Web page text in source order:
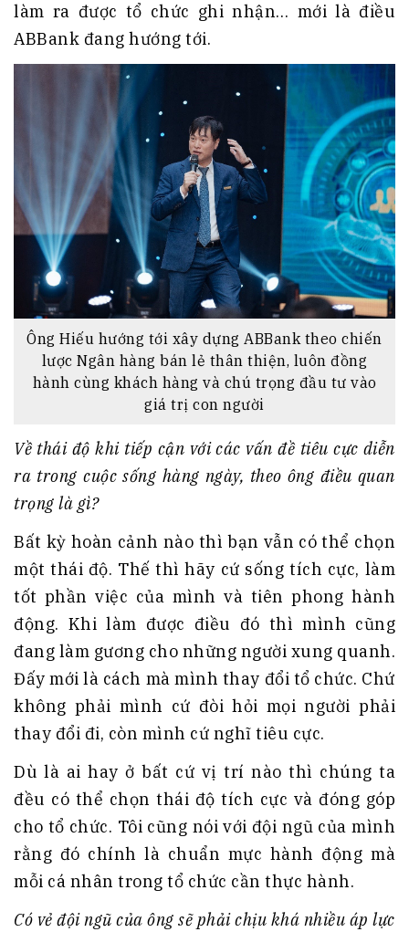
làm ra được tổ chức ghi nhận… mới là điều
ABBank đang hướng tới.
Ông Hiếu hướng tới xây dựng ABBank theo chiến
lược Ngân hàng bán lẻ thân thiện, luôn đồng
hành cùng khách hàng và chú trọng đầu tư vào
giá trị con người
Về thái độ khi tiếp cận với các vấn đề tiêu cực diễn
ra trong cuộc sống hàng ngày, theo ông điều quan
trọng là gì?
Bất kỳ hoàn cảnh nào thì bạn vẫn có thể chọn
một thái độ. Thế thì hãy cứ sống tích cực, làm
tốt phần việc của mình và tiên phong hành
động. Khi làm được điều đó thì mình cũng
đang làm gương cho những người xung quanh.
Đấy mới là cách mà mình thay đổi tổ chức. Chứ
không phải mình cứ đòi hỏi mọi người phải
thay đổi đi, còn mình cứ nghĩ tiêu cực.
Dù là ai hay ở bất cứ vị trí nào thì chúng ta
đều có thể chọn thái độ tích cực và đóng góp
cho tổ chức. Tôi cũng nói với đội ngũ của mình
rằng đó chính là chuẩn mực hành động mà
mỗi cá nhân trong tổ chức cần thực hành.
Có vẻ đội ngũ của ông sẽ phải chịu khá nhiều áp lực